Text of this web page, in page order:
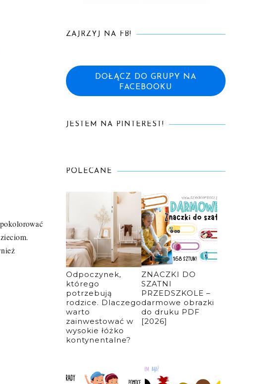
ZAJRZYJ NA FB!
DOŁĄCZ DO GRUPY NA
FACEBOOKU
JESTEM NA PINTEREST!
POLECANE
Odpoczynek,
którego
potrzebują
rodzice. Dlaczego
warto
zainwestować w
wysokie łóżko
kontynentalne?
ZNACZKI DO
SZATNI
PRZEDSZKOLE –
darmowe obrazki
do druku PDF
[2026]